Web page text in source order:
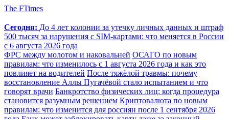
The FTimes
Сегодня: До 4 лет колонии за утечку личных данных и штраф
500 тысяч за нарушения с SIM-картами: что меняется в России
с 6 августа 2026 года
ФРС между молотом и наковальней ОСАГО по новым
правилам: что изменилось с 1 августа 2026 года и как это
повлияет на водителей После тяжёлой травмы: почему
восстановление Аллы Пугачёвой стало испытанием и что
говорят врачи Банкротство физических лиц: когда процедура
становится разумным решением Криптовалюта по новым
правилам: что изменится для россиян после 1 сентября 2026